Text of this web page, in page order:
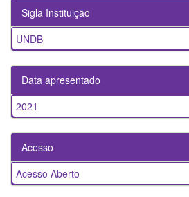
Sigla Instituição
UNDB
Data apresentado
2021
Acesso
Acesso Aberto